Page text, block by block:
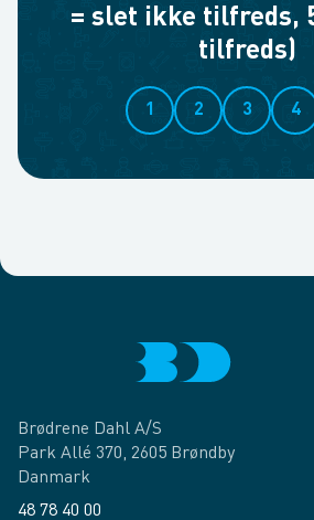
= slet ikke tilfreds,
tilfreds)
1 2 3 4
Brødrene Dahl A/S
Park Allé 370, 2605 Brøndby
Danmark
48 78 40 00